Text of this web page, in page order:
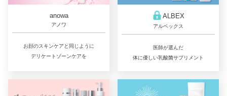
anowa
アノワ
お顔のスキンケアと同じように
デリケートゾーンケアを
ALBEX
アルベックス
医師が選んだ
体に優しい乳酸菌サプリメント